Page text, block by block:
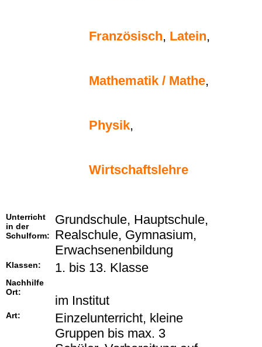
Französisch, Latein,
Mathematik / Mathe,
Physik,
Wirtschaftslehre
Unterricht
in der
Schulform:
Grundschule, Hauptschule,
Realschule, Gymnasium,
Erwachsenenbildung
Klassen: 1. bis 13. Klasse
Nachhilfe
Ort:
im Institut
Art:
Einzelunterricht, kleine
Gruppen bis max. 3